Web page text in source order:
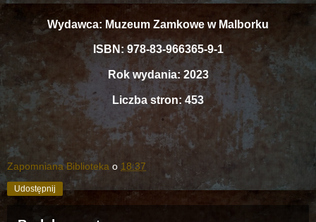
Wydawca: Muzeum Zamkowe w Malborku
ISBN: 978-83-966365-9-1
Rok wydania: 2023
Liczba stron: 453
Zapomniana Biblioteka o 18:37
Udostępnij